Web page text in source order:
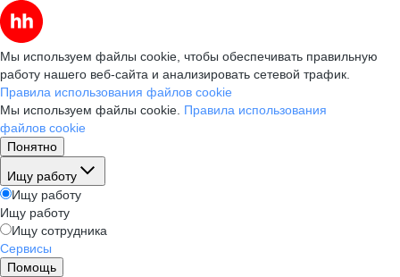
Мы используем файлы cookie, чтобы обеспечивать правильную
работу нашего веб-сайта и анализировать сетевой трафик.
Правила использования файлов cookie
Мы используем файлы cookie. Правила использования
файлов cookie
Понятно
Ищу работу
Ищу работу
Ищу работу
Ищу сотрудника
Сервисы
Помощь